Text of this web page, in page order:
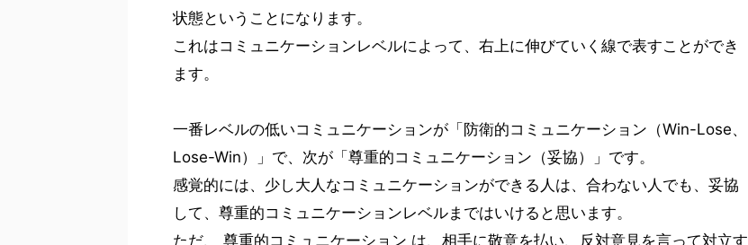
状態ということになります。
これはコミュニケーションレベルによって、右上に伸びていく線で表すことができ
ます。
一番レベルの低いコミュニケーションが「防衛的コミュニケーション（Win-Lose、
Lose-Win）」で、次が「尊重的コミュニケーション（妥協）」です。
感覚的には、少し大人なコミュニケーションができる人は、合わない人でも、妥協
して、尊重的コミュニケーションレベルまではいけると思います。
ただ、 尊重的コミュニケーション は、相手に敬意を払い、反対意見を言って対立す